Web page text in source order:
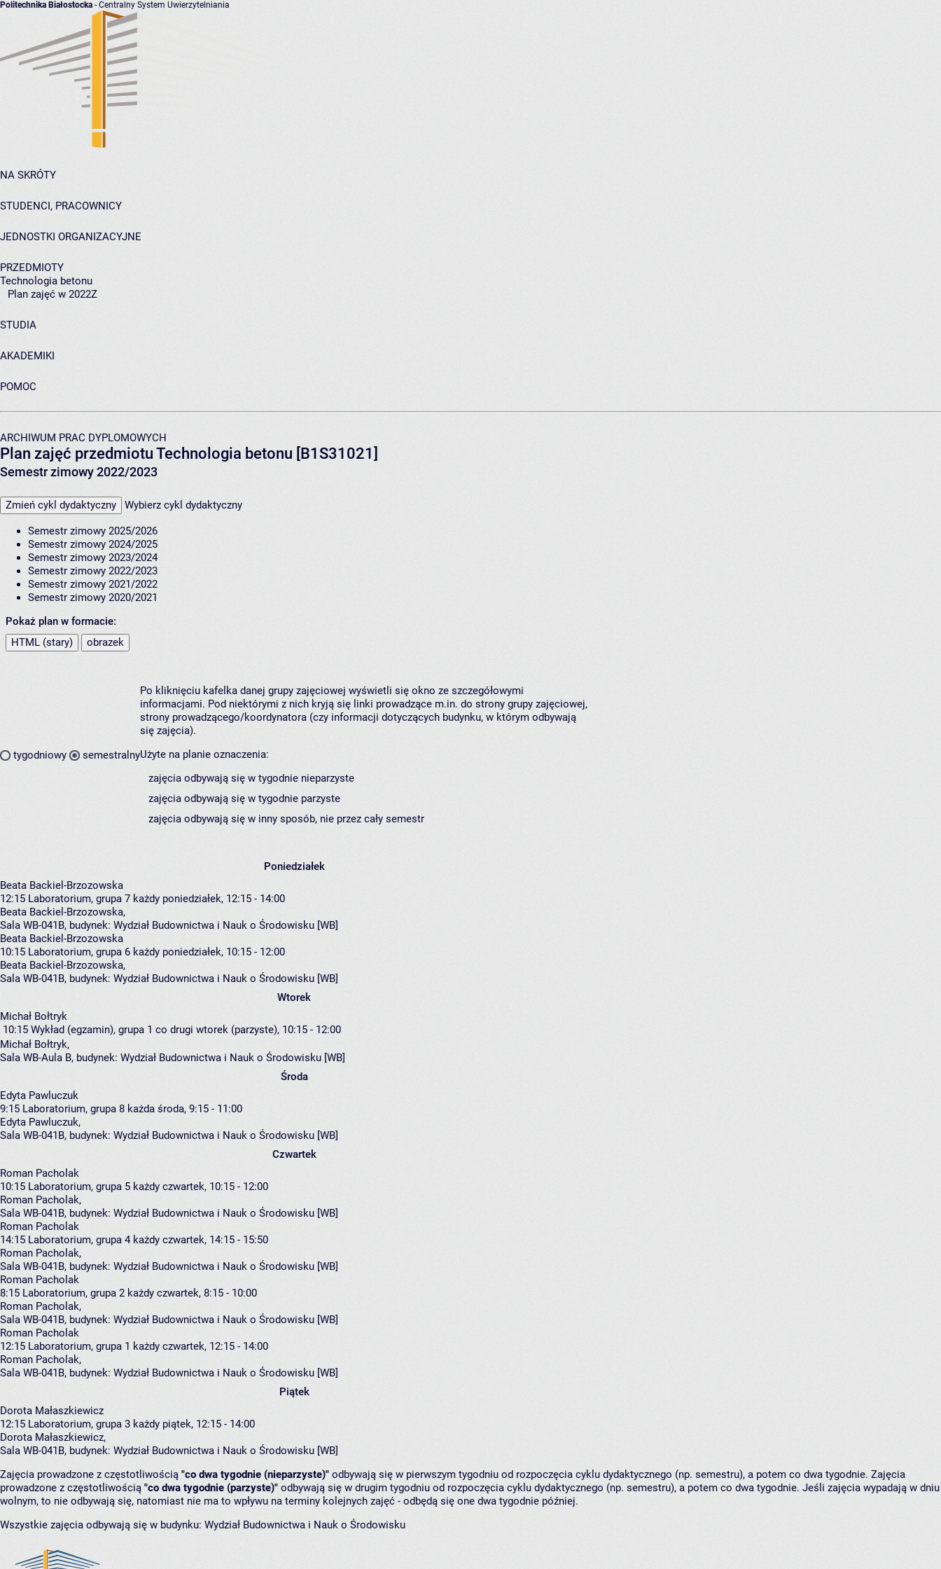
Politechnika Białostocka - Centralny System Uwierzytelniania
NA SKRÓTY
STUDENCI, PRACOWNICY
JEDNOSTKI ORGANIZACYJNE
PRZEDMIOTY
Technologia betonu
Plan zajęć w 2022Z
STUDIA
AKADEMIKI
POMOC
ARCHIWUM PRAC DYPLOMOWYCH
Plan zajęć przedmiotu Technologia betonu [B1S31021]
Semestr zimowy 2022/2023
Zmień cykl dydaktyczny Wybierz cykl dydaktyczny
Semestr zimowy 2025/2026
Semestr zimowy 2024/2025
Semestr zimowy 2023/2024
Semestr zimowy 2022/2023
Semestr zimowy 2021/2022
Semestr zimowy 2020/2021
Pokaż plan w formacie:
HTML (stary)
obrazek
tygodniowy semestralny
Po kliknięciu kafelka danej grupy zajęciowej wyświetli się okno ze szczegółowymi
informacjami. Pod niektórymi z nich kryją się linki prowadzące m.in. do strony grupy zajęciowej,
strony prowadzącego/koordynatora (czy informacji dotyczących budynku, w którym odbywają
się zajęcia).
Użyte na planie oznaczenia:
zajęcia odbywają się w tygodnie nieparzyste
zajęcia odbywają się w tygodnie parzyste
zajęcia odbywają się w inny sposób, nie przez cały semestr
Poniedziałek
Beata Backiel-Brzozowska
12:15 Laboratorium, grupa 7 każdy poniedziałek, 12:15 - 14:00
Beata Backiel-Brzozowska,
Sala WB-041B, budynek: Wydział Budownictwa i Nauk o Środowisku [WB]
Beata Backiel-Brzozowska
10:15 Laboratorium, grupa 6 każdy poniedziałek, 10:15 - 12:00
Beata Backiel-Brzozowska,
Sala WB-041B, budynek: Wydział Budownictwa i Nauk o Środowisku [WB]
Wtorek
Michał Bołtryk
10:15 Wykład (egzamin), grupa 1 co drugi wtorek (parzyste), 10:15 - 12:00
Michał Bołtryk,
Sala WB-Aula B, budynek: Wydział Budownictwa i Nauk o Środowisku [WB]
Środa
Edyta Pawluczuk
9:15 Laboratorium, grupa 8 każda środa, 9:15 - 11:00
Edyta Pawluczuk,
Sala WB-041B, budynek: Wydział Budownictwa i Nauk o Środowisku [WB]
Czwartek
Roman Pacholak
10:15 Laboratorium, grupa 5 każdy czwartek, 10:15 - 12:00
Roman Pacholak,
Sala WB-041B, budynek: Wydział Budownictwa i Nauk o Środowisku [WB]
Roman Pacholak
14:15 Laboratorium, grupa 4 każdy czwartek, 14:15 - 15:50
Roman Pacholak,
Sala WB-041B, budynek: Wydział Budownictwa i Nauk o Środowisku [WB]
Roman Pacholak
8:15 Laboratorium, grupa 2 każdy czwartek, 8:15 - 10:00
Roman Pacholak,
Sala WB-041B, budynek: Wydział Budownictwa i Nauk o Środowisku [WB]
Roman Pacholak
12:15 Laboratorium, grupa 1 każdy czwartek, 12:15 - 14:00
Roman Pacholak,
Sala WB-041B, budynek: Wydział Budownictwa i Nauk o Środowisku [WB]
Piątek
Dorota Małaszkiewicz
12:15 Laboratorium, grupa 3 każdy piątek, 12:15 - 14:00
Dorota Małaszkiewicz,
Sala WB-041B, budynek: Wydział Budownictwa i Nauk o Środowisku [WB]
Zajęcia prowadzone z częstotliwością "co dwa tygodnie (nieparzyste)" odbywają się w pierwszym tygodniu od rozpoczęcia cyklu dydaktycznego (np. semestru), a potem co dwa tygodnie. Zajęcia
prowadzone z częstotliwością "co dwa tygodnie (parzyste)" odbywają się w drugim tygodniu od rozpoczęcia cyklu dydaktycznego (np. semestru), a potem co dwa tygodnie. Jeśli zajęcia wypadają w dniu
wolnym, to nie odbywają się, natomiast nie ma to wpływu na terminy kolejnych zajęć - odbędą się one dwa tygodnie później.
Wszystkie zajęcia odbywają się w budynku: Wydział Budownictwa i Nauk o Środowisku